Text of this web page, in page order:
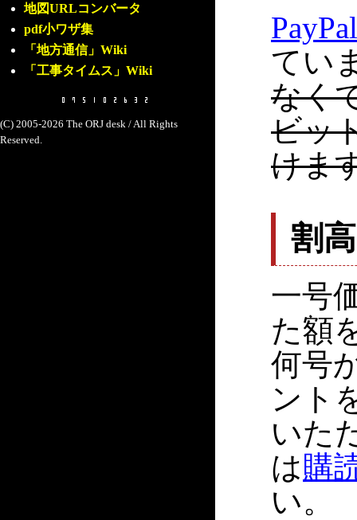
地図URLコンバータ
pdf小ワザ集
「地方通信」Wiki
「工事タイムス」Wiki
(C) 2005-2026 The ORJ desk / All Rights
Reserved.
PayPal
てい
なく
ビッ
けま
割
一号
た額
何号
ント
いた
は購
い。